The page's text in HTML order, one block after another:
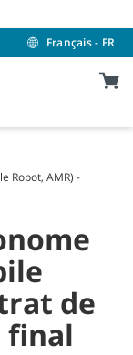
Français - FR
Robot, AMR) -
de
final